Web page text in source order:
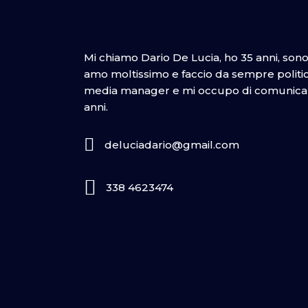
Mi chiamo Dario De Lucia, ho 35 anni,
amo moltissimo e faccio da sempre
media manager e mi occupo di
anni.
deluciadario@gmail.com
338 4623474